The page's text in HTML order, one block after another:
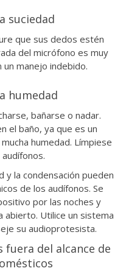
suciedad
que sus dedos estén
del micrófono es muy
manejo indebido.
humedad
bañarse o nadar.
el baño, ya que es un
humedad. Límpiese
y la condensación pueden
de los audífonos. Se
por las noches y
abierto. Utilice un sistema
su audioprotesista.
del alcance de